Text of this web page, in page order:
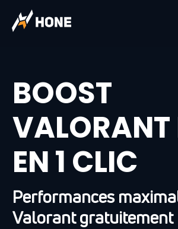
BOOST
VALORANT
EN 1 CLIC
Performances
Valorant gratuitement